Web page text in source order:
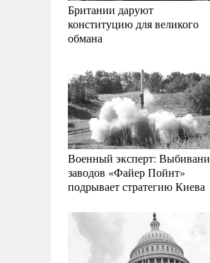
Британии даруют
конституцию для великого
обмана
Военный эксперт:
заводов «Файер Пойнт»
подрывает стратегию Киева